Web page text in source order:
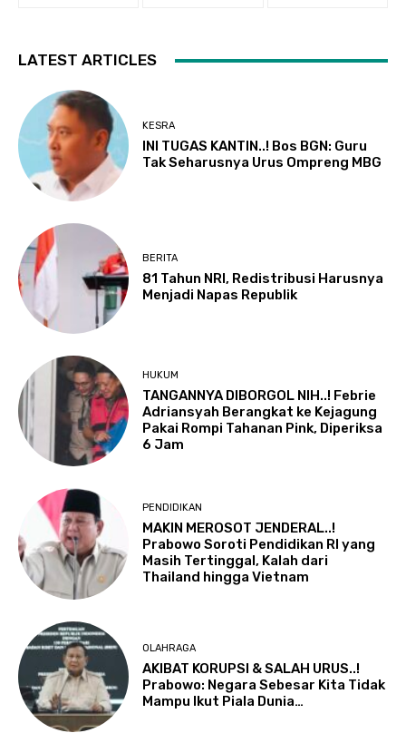
LATEST ARTICLES
KESRA
INI TUGAS KANTIN..! Bos BGN: Guru
Tak Seharusnya Urus Ompreng MBG
BERITA
81 Tahun NRI, Redistribusi Harusnya
Menjadi Napas Republik
HUKUM
TANGANNYA DIBORGOL NIH..! Febrie
Adriansyah Berangkat ke Kejagung
Pakai Rompi Tahanan Pink, Diperiksa
6 Jam
PENDIDIKAN
MAKIN MEROSOT JENDERAL..!
Prabowo Soroti Pendidikan RI yang
Masih Tertinggal, Kalah dari
Thailand hingga Vietnam
OLAHRAGA
AKIBAT KORUPSI & SALAH URUS..!
Prabowo: Negara Sebesar Kita Tidak
Mampu Ikut Piala Dunia…